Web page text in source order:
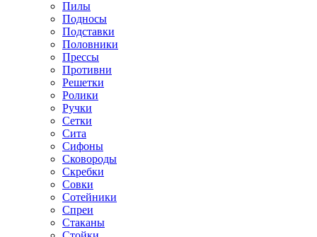
Пилы
Подносы
Подставки
Половники
Прессы
Противни
Решетки
Ролики
Ручки
Сетки
Сита
Сифоны
Сковороды
Скребки
Совки
Сотейники
Спреи
Стаканы